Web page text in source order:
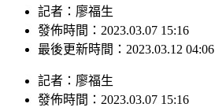
記者：廖福生
發佈時間：2023.03.07 15:16
最後更新時間：2023.03.12 04:06
記者 ： 廖福生
發佈時間： 2023.03.07 15:16